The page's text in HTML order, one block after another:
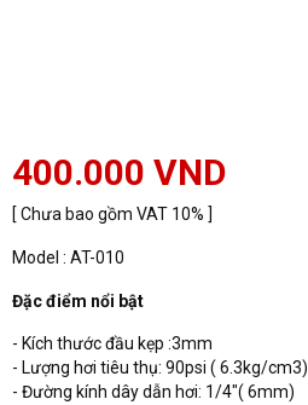
400.000 VND
[ Chưa bao gồm VAT 10% ]
Model : AT-010
Đặc điểm nổi bật
- Kích thước đầu kẹp :3mm
- Lượng hơi tiêu thụ: 90psi ( 6.3kg/cm3)
- Đường kính dây dẫn hơi: 1/4"( 6mm)